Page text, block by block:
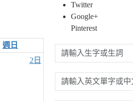
週日
2日
Twitter
Google+
Pinterest
請輸入生字或生詞
請輸入英文單字或中文